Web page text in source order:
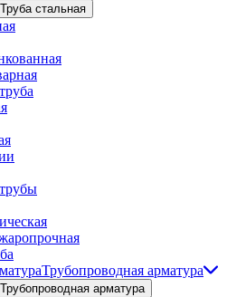
стальная
Трубопроводная арматура
арматура